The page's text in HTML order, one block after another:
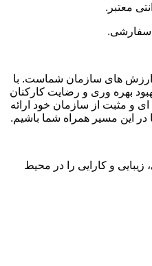
معتبر .
.
ارزش های سازمان شماست. با
بهره وری و رضایت کارکنان
و مثبت از سازمان خود ارائه
در این مسیر همراه شما باشیم.
زیبایی و کارایی را در محیط